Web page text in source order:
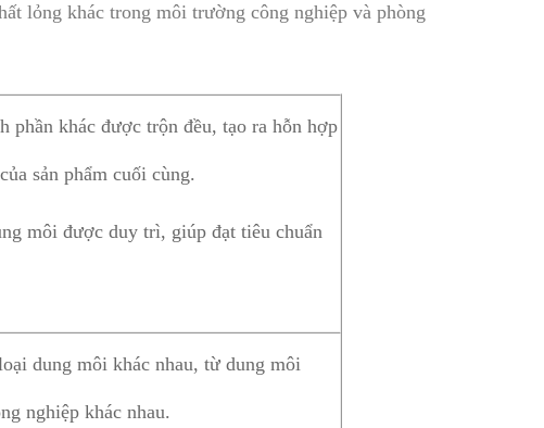
lỏng khác trong môi trường công nghiệp và phòng
phần khác được trộn đều, tạo ra hỗn hợp
sản phẩm cuối cùng.
môi được duy trì, giúp đạt tiêu chuẩn
dung môi khác nhau, từ dung môi
nghiệp khác nhau.